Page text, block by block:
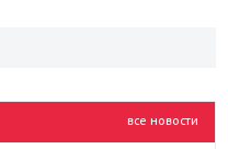
все новости